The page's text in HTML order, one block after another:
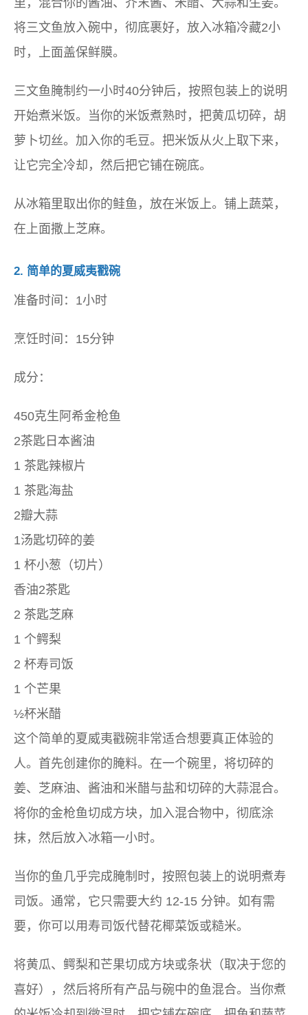
将三文鱼放入碗中，彻底裹好，放入冰箱冷藏2小
时，上面盖保鲜膜。
三文鱼腌制约一小时40分钟后，按照包装上的说明
开始煮米饭。当你的米饭煮熟时，把黄瓜切碎，胡
萝卜切丝。加入你的毛豆。把米饭从火上取下来，
让它完全冷却，然后把它铺在碗底。
从冰箱里取出你的鲑鱼，放在米饭上。铺上蔬菜，
在上面撒上芝麻。
2. 简单的夏威夷戳碗
准备时间：1小时
烹饪时间：15分钟
成分：
450克生阿希金枪鱼
2茶匙日本酱油
1 茶匙辣椒片
1 茶匙海盐
2瓣大蒜
1汤匙切碎的姜
1 杯小葱（切片）
香油2茶匙
2 茶匙芝麻
1 个鳄梨
2 杯寿司饭
1 个芒果
½杯米醋
这个简单的夏威夷戳碗非常适合想要真正体验的
人。首先创建你的腌料。在一个碗里，将切碎的
姜、芝麻油、酱油和米醋与盐和切碎的大蒜混合。
将你的金枪鱼切成方块，加入混合物中，彻底涂
抹，然后放入冰箱一小时。
当你的鱼几乎完成腌制时，按照包装上的说明煮寿
司饭。通常，它只需要大约 12-15 分钟。如有需
要，你可以用寿司饭代替花椰菜饭或糙米。
将黄瓜、鳄梨和芒果切成方块或条状（取决于您的
喜好），然后将所有产品与碗中的鱼混合。当你煮